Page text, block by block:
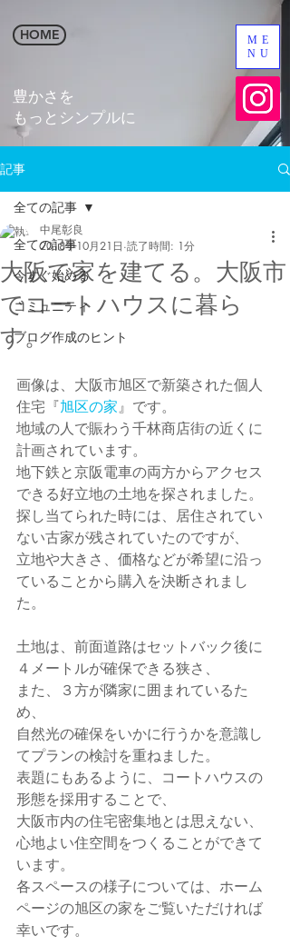
HOME
​豊かさを
​もっとシンプルに
ME
NU
記事
全ての記事
今すぐ始める
コミュニティ
ブログ作成のヒント
全ての記事
大阪で家を建てる。大阪市
でコートハウスに暮ら
す。
中尾彰良
2018年10月21日 読了時間: 1分
画像は、大阪市旭区で新築された個人
住宅『旭区の家』です。
地域の人で賑わう千林商店街の近くに
計画されています。
地下鉄と京阪電車の両方からアクセス
できる好立地の土地を探されました。
探し当てられた時には、居住されてい
ない古家が残されていたのですが、
立地や大きさ、価格などが希望に沿っ
ていることから購入を決断されまし
た。
土地は、前面道路はセットバック後に
４メートルが確保できる狭さ、
また、３方が隣家に囲まれているた
め、
自然光の確保をいかに行うかを意識し
てプランの検討を重ねました。
表題にもあるように、コートハウスの
形態を採用することで、
大阪市内の住宅密集地とは思えない、
心地よい住空間をつくることができて
います。
各スペースの様子については、ホーム
ページの旭区の家をご覧いただければ
幸いです。